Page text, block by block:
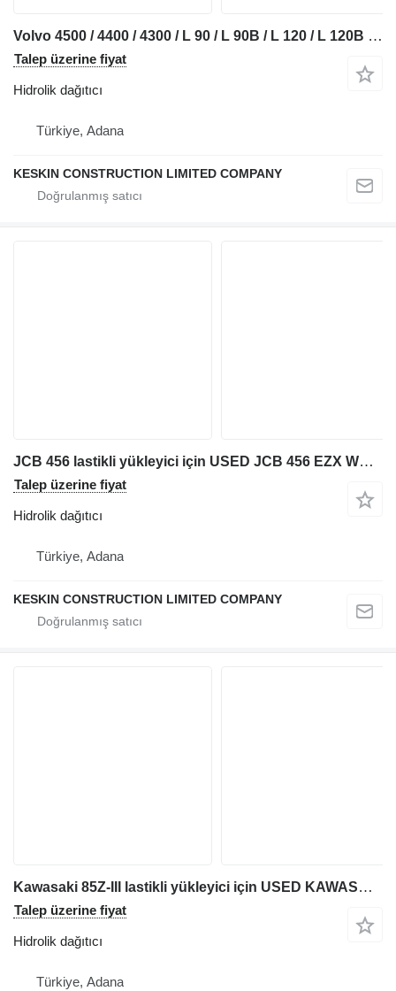
Volvo 4500 / 4400 / 4300 / L 90 / L 90B / L 120 / L 120B lastikli yükleyici için USED VOLVO 4500 4400 4300 L90 L120 L90B L120B LOADER CONTROL BLO hidrolik dağıtıcı
Talep üzerine fiyat
Hidrolik dağıtıcı
Türkiye, Adana
KESKIN CONSTRUCTION LIMITED COMPANY
JCB 456 lastikli yükleyici için USED JCB 456 EZX WHEEL LOADER CONTROL VALVE BLOCK hidrolik dağıtıcı
Talep üzerine fiyat
Hidrolik dağıtıcı
Türkiye, Adana
KESKIN CONSTRUCTION LIMITED COMPANY
Kawasaki 85Z-III lastikli yükleyici için USED KAWASAKI 85 ZIII WHEEL LOADER CONTROL VALVE BLOCK hidrolik dağıtıcı
Talep üzerine fiyat
Hidrolik dağıtıcı
Türkiye, Adana